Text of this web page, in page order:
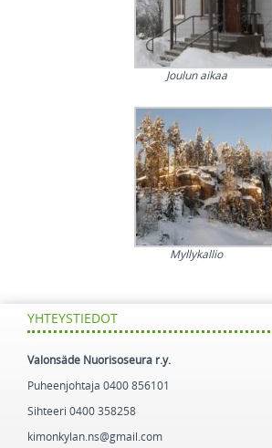
Joulun aikaa
Myllykallio
YHTEYSTIEDOT
Valonsäde Nuorisoseura r.y.
Puheenjohtaja 0400 856101
Sihteeri 0400 358258
kimonkylan.ns@gmail.com